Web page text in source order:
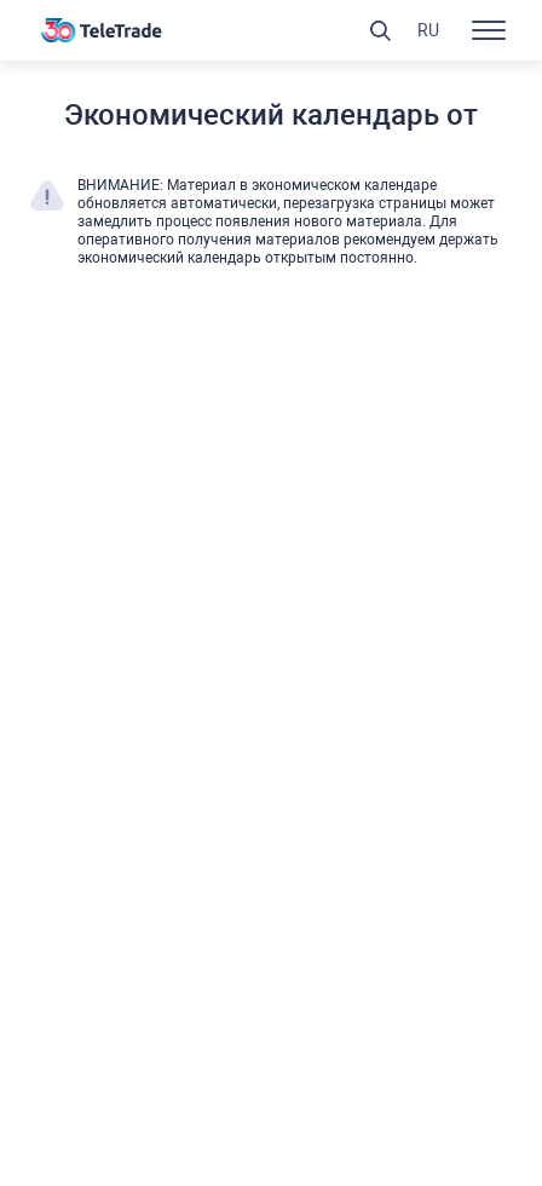
Экономический календарь от
ВНИМАНИЕ: Материал в экономическом календаре
обновляется автоматически, перезагрузка страницы может
замедлить процесс появления нового материала. Для
оперативного получения материалов рекомендуем держать
экономический календарь открытым постоянно.
RU